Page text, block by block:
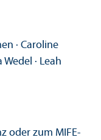
· Caroline
· Leah
oder zum MIFE-